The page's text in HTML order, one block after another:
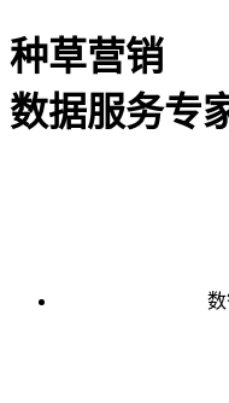
种草营销
数据服务专